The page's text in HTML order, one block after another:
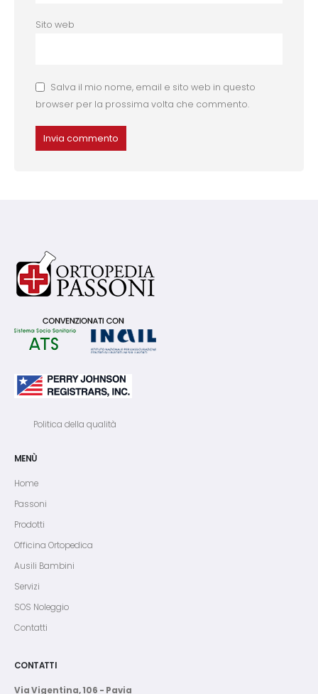
Sito web
Salva il mio nome, email e sito web in questo
browser per la prossima volta che commento.
Politica della qualità
MENÙ
Home
Passoni
Prodotti
Officina Ortopedica
Ausili Bambini
Servizi
SOS Noleggio
Contatti
CONTATTI
Via Vigentina, 106 - Pavia